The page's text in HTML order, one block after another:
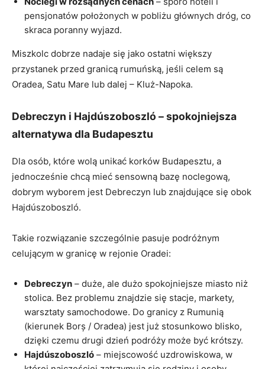
pensjonatów położonych w pobliżu głównych dróg, co
skraca poranny wyjazd.
Miszkolc dobrze nadaje się jako ostatni większy
przystanek przed granicą rumuńską, jeśli celem są
Oradea, Satu Mare lub dalej – Kluż-Napoka.
Debreczyn i Hajdúszoboszló – spokojniejsza
alternatywa dla Budapesztu
Dla osób, które wolą unikać korków Budapesztu, a
jednocześnie chcą mieć sensowną bazę noclegową,
dobrym wyborem jest Debreczyn lub znajdujące się obok
Hajdúszoboszló.
Takie rozwiązanie szczególnie pasuje podróżnym
celującym w granicę w rejonie Oradei:
Debreczyn – duże, ale dużo spokojniejsze miasto niż
stolica. Bez problemu znajdzie się stacje, markety,
warsztaty samochodowe. Do granicy z Rumunią
(kierunek Borș / Oradea) jest już stosunkowo blisko,
dzięki czemu drugi dzień podróży może być krótszy.
Hajdúszoboszló – miejscowość uzdrowiskowa, w